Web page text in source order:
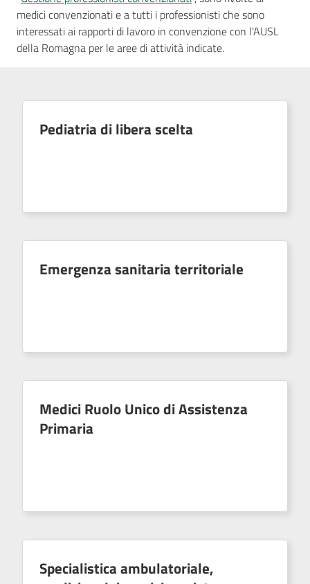
medici convenzionati e a tutti i professionisti che sono
interessati ai rapporti di lavoro in convenzione con l'AUSL
della Romagna per le aree di attività indicate.
Pediatria di libera scelta
Emergenza sanitaria territoriale
Medici Ruolo Unico di Assistenza
Primaria
Specialistica ambulatoriale,